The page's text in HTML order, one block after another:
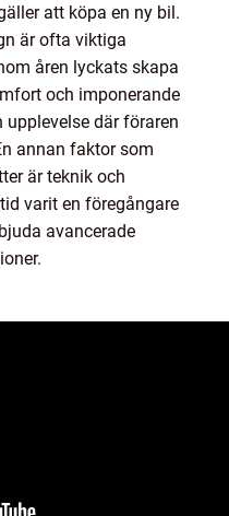
att köpa en ny bil.
är ofta viktiga
åren lyckats skapa
och imponerande
upplevelse där föraren
annan faktor som
är teknik och
varit en föregångare
avancerade